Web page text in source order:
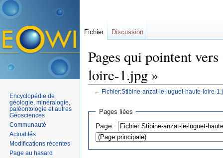
Pages qui pointent
loire-1.jpg »
← Fichier:Stibine-anzat-le-luguet-haute-loire-
Pages liées
Page :
Fichier Discussion
Encyclopédie de
géologie, minéralogie,
paléontologie et autres
Géosciences
Communauté
Actualités
Modifications récentes
Page au hasard